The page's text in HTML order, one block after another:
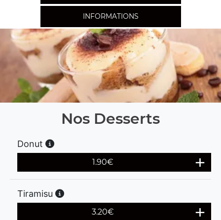
INFORMATIONS
Nos Desserts
Donut
1.90€
Tiramisu
3.20€